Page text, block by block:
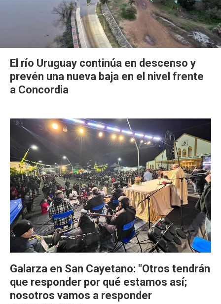
El río Uruguay continúa en descenso y
prevén una nueva baja en el nivel frente
a Concordia
Galarza en San Cayetano: "Otros tendrán
que responder por qué estamos así;
nosotros vamos a responder